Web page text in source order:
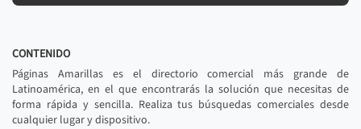
CONTENIDO
Páginas Amarillas es el directorio comercial más grande de
Latinoamérica, en el que encontrarás la solución que necesitas de
forma rápida y sencilla. Realiza tus búsquedas comerciales desde
cualquier lugar y dispositivo.